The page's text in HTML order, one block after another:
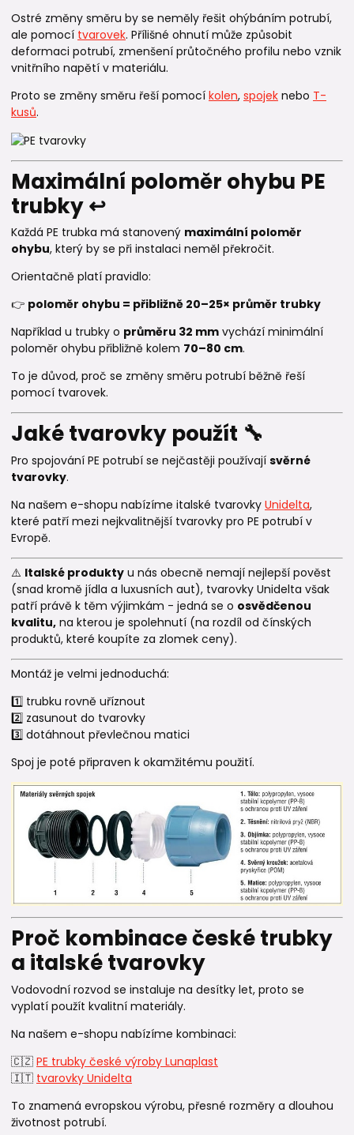
Ostré změny směru by se neměly řešit ohýbáním potrubí,
ale pomocí tvarovek. Přílišné ohnutí může způsobit
deformaci potrubí, zmenšení průtočného profilu nebo vznik
vnitřního napětí v materiálu.
Proto se změny směru řeší pomocí kolen, spojek nebo T-
kusů.
Maximální poloměr ohybu PE
trubky ↩️
Každá PE trubka má stanovený maximální poloměr
ohybu, který by se při instalaci neměl překročit.
Orientačně platí pravidlo:
👉 poloměr ohybu = přibližně 20–25× průměr trubky
Například u trubky o průměru 32 mm vychází minimální
poloměr ohybu přibližně kolem 70–80 cm.
To je důvod, proč se změny směru potrubí běžně řeší
pomocí tvarovek.
Jaké tvarovky použít 🔧
Pro spojování PE potrubí se nejčastěji používají svěrné
tvarovky.
Na našem e-shopu nabízíme italské tvarovky Unidelta,
které patří mezi nejkvalitnější tvarovky pro PE potrubí v
Evropě.
⚠️ Italské produkty u nás obecně nemají nejlepší pověst
(snad kromě jídla a luxusních aut), tvarovky Unidelta však
patří právě k těm výjimkám - jedná se o osvědčenou
kvalitu, na kterou je spolehnutí (na rozdíl od čínských
produktů, které koupíte za zlomek ceny).
Montáž je velmi jednoduchá:
1️⃣ trubku rovně uříznout
2️⃣ zasunout do tvarovky
3️⃣ dotáhnout převlečnou matici
Spoj je poté připraven k okamžitému použití.
Proč kombinace české trubky
a italské tvarovky
Vodovodní rozvod se instaluje na desítky let, proto se
vyplatí použít kvalitní materiály.
Na našem e-shopu nabízíme kombinaci:
🇨🇿 PE trubky české výroby Lunaplast
🇮🇹 tvarovky Unidelta
To znamená evropskou výrobu, přesné rozměry a dlouhou
životnost potrubí.